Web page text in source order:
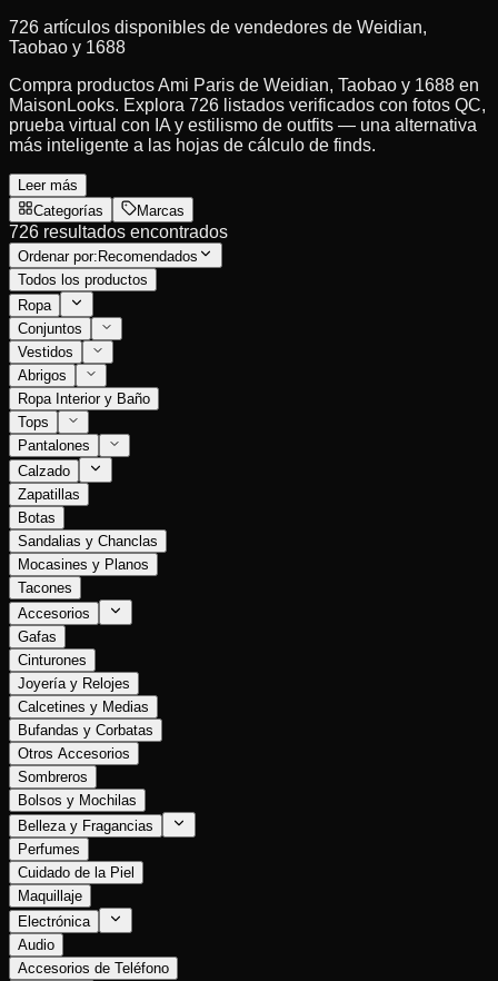
726 artículos disponibles de vendedores de Weidian,
Taobao y 1688
Compra productos Ami Paris de Weidian, Taobao y 1688 en
MaisonLooks. Explora 726 listados verificados con fotos QC,
prueba virtual con IA y estilismo de outfits — una alternativa
más inteligente a las hojas de cálculo de finds.
Leer más
Categorías
Marcas
726 resultados encontrados
Ordenar por: Recomendados
Todos los productos
Ropa
Conjuntos
Vestidos
Abrigos
Ropa Interior y Baño
Tops
Pantalones
Calzado
Zapatillas
Botas
Sandalias y Chanclas
Mocasines y Planos
Tacones
Accesorios
Gafas
Cinturones
Joyería y Relojes
Calcetines y Medias
Bufandas y Corbatas
Otros Accesorios
Sombreros
Bolsos y Mochilas
Belleza y Fragancias
Perfumes
Cuidado de la Piel
Maquillaje
Electrónica
Audio
Accesorios de Teléfono